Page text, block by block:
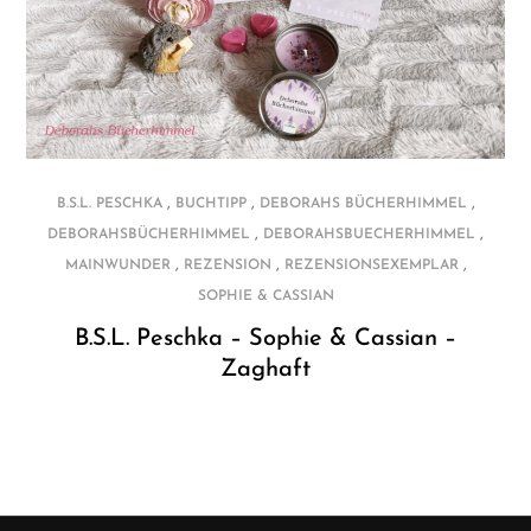
B.S.L. PESCHKA, BUCHTIPP, DEBORAHS BÜCHERHIMMEL ,
DEBORAHSBÜCHERHIMMEL , DEBORAHSBUECHERHIMMEL ,
MAINWUNDER, REZENSION , REZENSIONSEXEMPLAR,
SOPHIE & CASSIAN
B.S.L. Peschka – Sophie & Cassian –
Zaghaft